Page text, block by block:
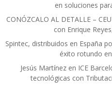
en soluciones
CONÓZCALO AL DETALLE –
con Enrique
Spintec, distribuidos en España
éxito rotundo
Jesús Martínez en ICE
tecnológicas con